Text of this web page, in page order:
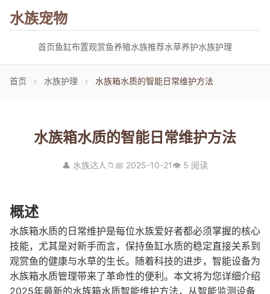
水族宠物
首页鱼缸布置观赏鱼养殖水族推荐水草养护水族护理
首页 › 水族护理 › 水族箱水质的智能日常维护方法
水族箱水质的智能日常维护方法
👤 水族达人 📁 📅 2025-10-21👁 5 阅读
概述
水族箱水质的日常维护是每位水族爱好者都必须掌握的核心
技能，尤其是对新手而言，保持鱼缸水质的稳定直接关系到
观赏鱼的健康与水草的生长。随着科技的进步，智能设备为
水族箱水质管理带来了革命性的便利。本文将为您详细介绍
2025年最新的水族箱水质智能维护方法，从智能监测设备